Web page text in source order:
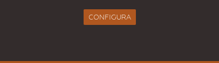
CONFIGURA